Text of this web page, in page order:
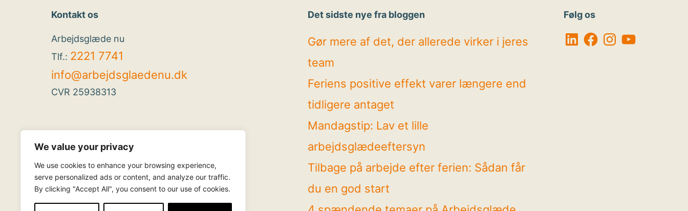
We value your privacy
We use cookies to enhance your browsing experience,
serve personalized ads or content, and analyze our traffic.
By clicking "Accept All", you consent to our use of cookies.
Kontakt os
Arbejdsglæde nu
Tlf.: 2221 7741
info@arbejdsglaedenu.dk
CVR 25938313
Det sidste nye fra bloggen
Gør mere af det, der allerede virker i jeres
team
Feriens positive effekt varer længere end
tidligere antaget
Mandagstip: Lav et lille
arbejdsglædeeftersyn
Tilbage på arbejde efter ferien: Sådan får
du en god start
Følg os
LinkedIn
Facebook
Instagram
YouTube